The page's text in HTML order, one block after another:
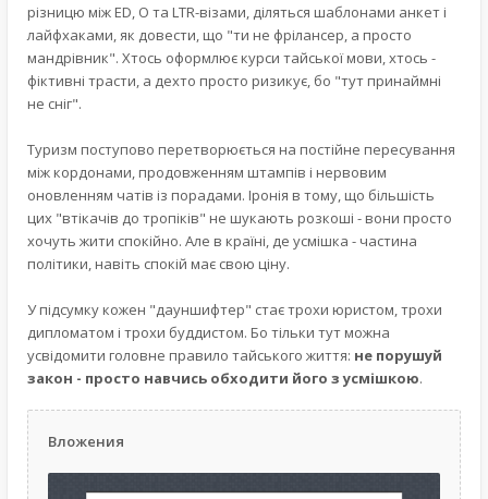
різницю між ED, O та LTR-візами, діляться шаблонами анкет і
лайфхаками, як довести, що "ти не фрілансер, а просто
мандрівник". Хтось оформлює курси тайської мови, хтось -
фіктивні трасти, а дехто просто ризикує, бо "тут принаймні
не сніг".
Туризм поступово перетворюється на постійне пересування
між кордонами, продовженням штампів і нервовим
оновленням чатів із порадами. Іронія в тому, що більшість
цих "втікачів до тропіків" не шукають розкоші - вони просто
хочуть жити спокійно. Але в країні, де усмішка - частина
політики, навіть спокій має свою ціну.
У підсумку кожен "дауншифтер" стає трохи юристом, трохи
дипломатoм і трохи буддистом. Бо тільки тут можна
усвідомити головне правило тайського життя: не порушуй
закон - просто навчись обходити його з усмішкою.
Вложения